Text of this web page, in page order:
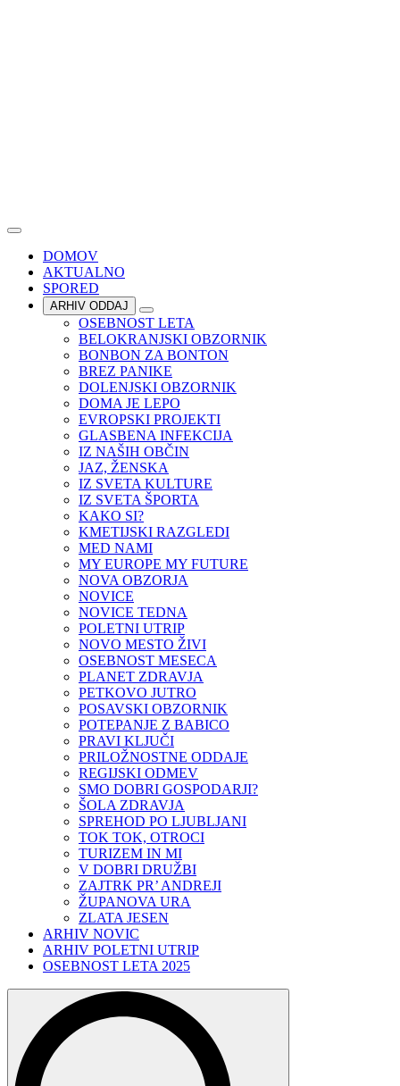
DOMOV
AKTUALNO
SPORED
ARHIV ODDAJ
OSEBNOST LETA
BELOKRANJSKI OBZORNIK
BONBON ZA BONTON
BREZ PANIKE
DOLENJSKI OBZORNIK
DOMA JE LEPO
EVROPSKI PROJEKTI
GLASBENA INFEKCIJA
IZ NAŠIH OBČIN
JAZ, ŽENSKA
IZ SVETA KULTURE
IZ SVETA ŠPORTA
KAKO SI?
KMETIJSKI RAZGLEDI
MED NAMI
MY EUROPE MY FUTURE
NOVA OBZORJA
NOVICE
NOVICE TEDNA
POLETNI UTRIP
NOVO MESTO ŽIVI
OSEBNOST MESECA
PLANET ZDRAVJA
PETKOVO JUTRO
POSAVSKI OBZORNIK
POTEPANJE Z BABICO
PRAVI KLJUČI
PRILOŽNOSTNE ODDAJE
REGIJSKI ODMEV
SMO DOBRI GOSPODARJI?
ŠOLA ZDRAVJA
SPREHOD PO LJUBLJANI
TOK TOK, OTROCI
TURIZEM IN MI
V DOBRI DRUŽBI
ZAJTRK PR’ ANDREJI
ŽUPANOVA URA
ZLATA JESEN
ARHIV NOVIC
ARHIV POLETNI UTRIP
OSEBNOST LETA 2025